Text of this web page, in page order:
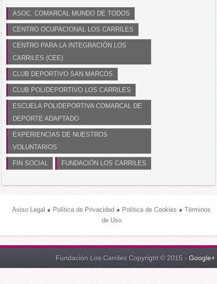
ASOC. COMARCAL MUNDO DE TODOS
CENTRO OCUPACIONAL LOS CARRILES
CENTRO PARA LA INTEGRACIÓN LOS
CARRILES (CEE)
CLUB DEPORTIVO SAN MARCOS
CLUB POLIDEPORTIVO LOS CARRILES
ESCUELA POLIDEPORTIVA COMARCAL DE
DEPORTE ADAPTADO
EXPERIENCIAS DE NUESTROS
VOLUNTARIOS
FIN SOCIAL FUNDACIÓN LOS CARRILES
Aviso Legal ● Política de Privacidad ● Política de Cookies ●Términos
de Uso
Fundación Los Carriles Copyright © 2015 - Google+